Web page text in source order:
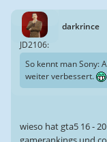
darkrince
JD2106:
So kennt man Sony:
weiter verbessert.
wieso hat gta5 16 -